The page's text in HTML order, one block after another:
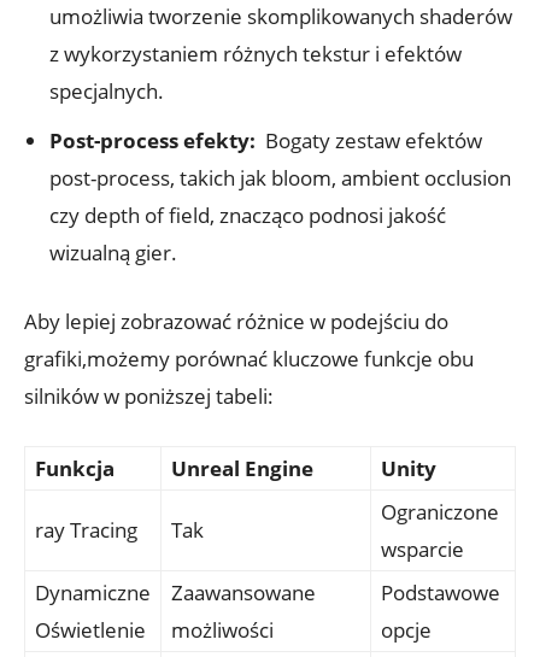
‌umożliwia tworzenie skomplikowanych shaderów
z wykorzystaniem różnych tekstur i⁤ efektów
specjalnych.
Post-process‌ efekty: ⁣ Bogaty zestaw efektów
post-process, takich jak bloom, ambient ​occlusion
czy depth of field, znacząco ⁤podnosi jakość
⁣wizualną gier.
Aby lepiej zobrazować różnice w podejściu do
grafiki,możemy porównać kluczowe funkcje obu
silników w‍ poniższej ⁣tabeli:
Funkcja Unreal Engine Unity
ray Tracing Tak
Ograniczone
⁣wsparcie
Dynamiczne
Oświetlenie
Zaawansowane
możliwości
Podstawowe
opcje